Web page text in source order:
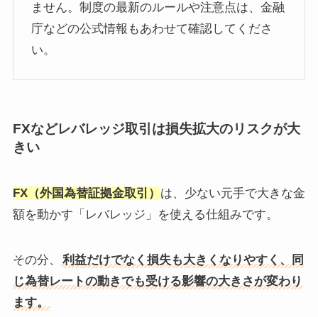
ません。制度の最新のルールや注意点は、金融
庁などの公式情報もあわせて確認してくださ
い。
FXなどレバレッジ取引は損失拡大のリスクが大
きい
FX（外国為替証拠金取引） は、少ない元手で大きな金
額を動かす「レバレッジ」を使える仕組みです。
その分、
利益だけでなく損失も大きくなりやすく、同
じ為替レートの動きでも受ける影響の大きさが変わり
ます。